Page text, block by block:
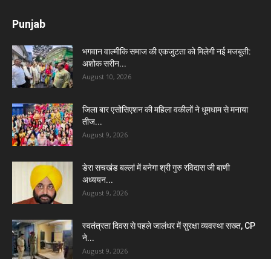
Punjab
भगवान वाल्मीकि समाज की एकजुटता को मिलेगी नई मजबूती:
अशोक सरीन...
August 10, 2026
जिला बार एसोसिएशन की महिला वकीलों ने धूमधाम से मनाया
तीज...
August 9, 2026
डेरा सचखंड बल्लां में बनेगा श्री गुरु रविदास जी बाणी
अध्ययन...
August 9, 2026
स्वतंत्रता दिवस से पहले जालंधर में सुरक्षा व्यवस्था सख्त, CP
ने...
August 9, 2026